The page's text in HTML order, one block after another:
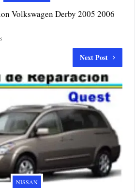
Volkswagen Derby 2005 2006
Next Post
NISSAN